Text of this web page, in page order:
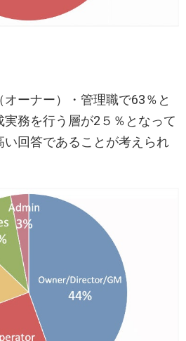
ーナー）・管理職で63％と
務を行う層が2５％となって
回答であることが考えられ